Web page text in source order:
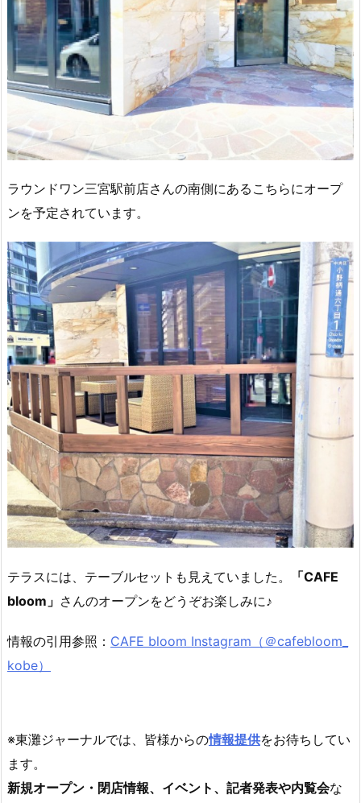
ラウンドワン三宮駅前店さんの南側にあるこちらにオープ
ンを予定されています。
テラスには、テーブルセットも見えていました。
「CAFE
bloom」 さんのオープンをどうぞお楽しみに♪
情報の引用参照： CAFE bloom Instagram（＠cafebloom_
kobe）
※東灘ジャーナルでは、皆様からの情報提供をお待ちしてい
ます。
新規オープン・閉店情報、イベント、記者発表や内覧会な